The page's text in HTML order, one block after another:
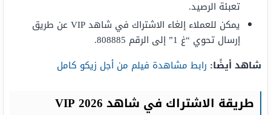
تعبئة الرصيد.
يمكن للعملاء إلغاء الاشتراك في شاهد VIP عن طريق
إرسال تحوي “غ 1” إلى الرقم 808885.
شاهد أيضًا: رابط مشاهدة فيلم من أجل زيكو كامل
طريقة الاشتراك في شاهد VIP 2026